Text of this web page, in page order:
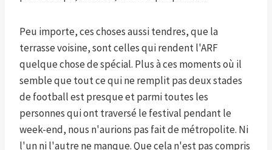
Peu importe, ces choses aussi tendres, que la
terrasse voisine, sont celles qui rendent l'ARF
quelque chose de spécial. Plus à ces moments où il
semble que tout ce qui ne remplit pas deux stades
de football est presque et parmi toutes les
personnes qui ont traversé le festival pendant le
week-end, nous n'aurions pas fait de métropolite. Ni
l'un ni l'autre ne manque. Que cela n'est pas compris